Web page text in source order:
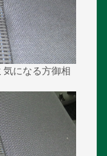
になる方御相